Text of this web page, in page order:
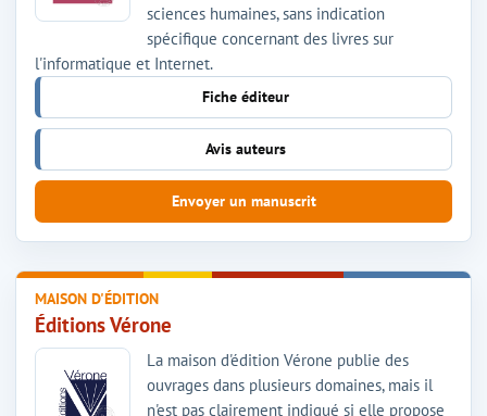
MAISON D'ÉDITION
Éditions Vérone
La maison d'édition Vérone publie des
ouvrages dans plusieurs domaines, mais il
n'est pas clairement indiqué si elle propose
sciences humaines, sans indication
spécifique concernant des livres sur
l'informatique et Internet.
Fiche éditeur
Avis auteurs
Envoyer un manuscrit